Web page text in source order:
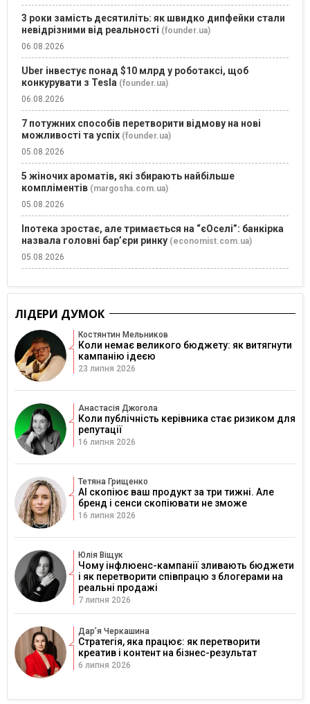
3 роки замість десятиліть: як швидко дипфейки стали
невідрізними від реальності (founder.ua)
06.08.2026
Uber інвестує понад $10 млрд у роботаксі, щоб
конкурувати з Tesla (founder.ua)
06.08.2026
7 потужних способів перетворити відмову на нові
можливості та успіх (founder.ua)
05.08.2026
5 жіночих ароматів, які збирають найбільше
компліментів (margosha.com.ua)
05.08.2026
Іпотека зростає, але тримається на “єОселі”: банкірка
назвала головні бар’єри ринку (economist.com.ua)
05.08.2026
ЛІДЕРИ ДУМОК
Костянтин Мельников
Коли немає великого бюджету: як витягнути
кампанію ідеєю
23 липня 2026
Анастасія Джогола
Коли публічність керівника стає ризиком для
репутації
16 липня 2026
Тетяна Грищенко
AI скопіює ваш продукт за три тижні. Але
бренд і сенси скопіювати не зможе
16 липня 2026
Юлія Віщук
Чому інфлюенс-кампанії зливають бюджети
і як перетворити співпрацю з блогерами на
реальні продажі
7 липня 2026
Дарʼя Черкашина
Стратегія, яка працює: як перетворити
креатив і контент на бізнес-результат
6 липня 2026